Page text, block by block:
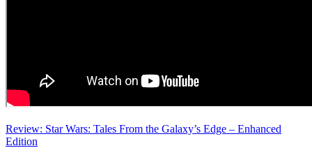
Review: Star Wars: Tales From the Galaxy’s Edge – Enhanced
Edition